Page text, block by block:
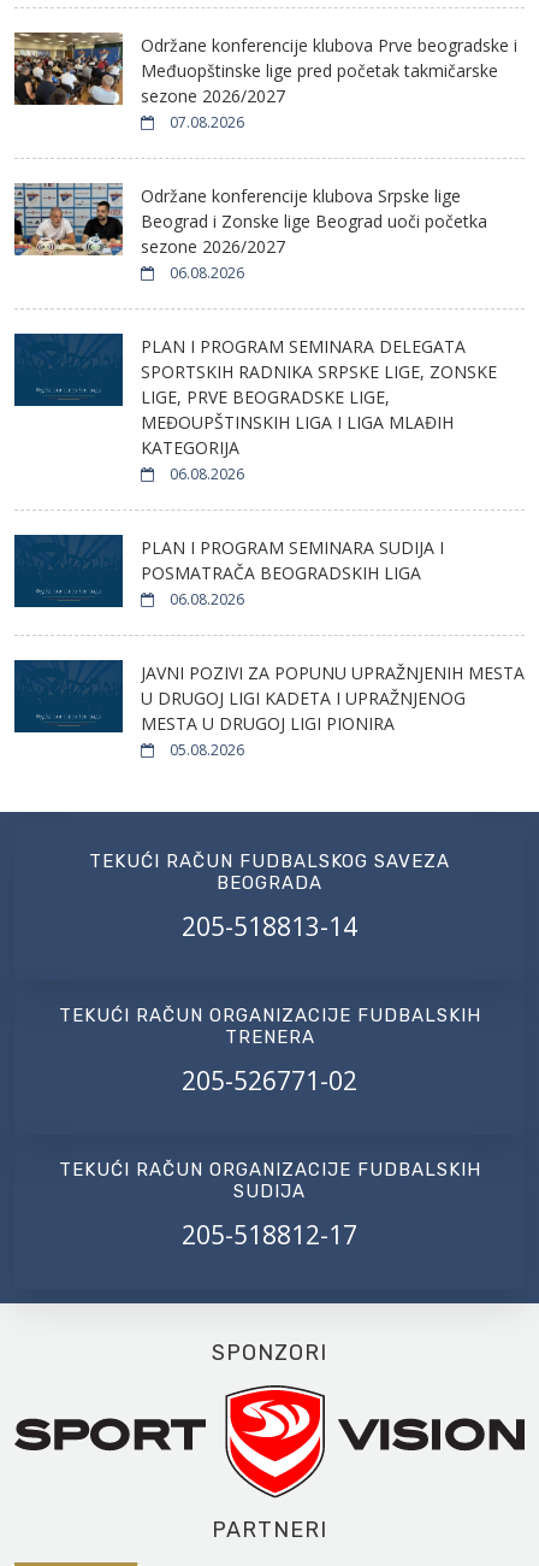
Održane konferencije klubova Prve beogradske i
Međuopštinske lige pred početak takmičarske
sezone 2026/2027
07.08.2026
Održane konferencije klubova Srpske lige
Beograd i Zonske lige Beograd uoči početka
sezone 2026/2027
06.08.2026
PLAN I PROGRAM SEMINARA DELEGATA
SPORTSKIH RADNIKA SRPSKE LIGE, ZONSKE
LIGE, PRVE BEOGRADSKE LIGE,
MEĐOUPŠTINSKIH LIGA I LIGA MLAĐIH
KATEGORIJA
06.08.2026
PLAN I PROGRAM SEMINARA SUDIJA I
POSMATRAČA BEOGRADSKIH LIGA
06.08.2026
JAVNI POZIVI ZA POPUNU UPRAŽNJENIH MESTA
U DRUGOJ LIGI KADETA I UPRAŽNJENOG
MESTA U DRUGOJ LIGI PIONIRA
05.08.2026
TEKUĆI RAČUN FUDBALSKOG SAVEZA
BEOGRADA
205-518813-14
TEKUĆI RAČUN ORGANIZACIJE FUDBALSKIH
TRENERA
205-526771-02
TEKUĆI RAČUN ORGANIZACIJE FUDBALSKIH
SUDIJA
205-518812-17
SPONZORI
PARTNERI